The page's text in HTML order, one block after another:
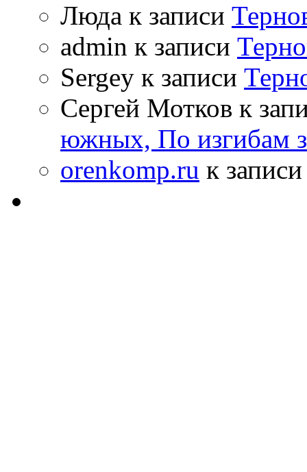
Люда к записи
admin к записи
Sergey к записи
Сергей Мотков к
южных, По изгибам
orenkomp.ru к